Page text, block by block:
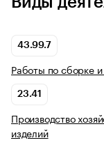
43.99.7
Работы по сборке
23.41
Производство
изделий